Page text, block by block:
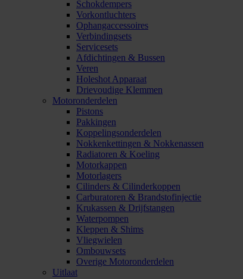
Schokdempers
Vorkontluchters
Ophangaccessoires
Verbindingsets
Servicesets
Afdichtingen & Bussen
Veren
Holeshot Apparaat
Drievoudige Klemmen
Motoronderdelen
Pistons
Pakkingen
Koppelingsonderdelen
Nokkenkettingen & Nokkenassen
Radiatoren & Koeling
Motorkappen
Motorlagers
Cilinders & Cilinderkoppen
Carburatoren & Brandstofinjectie
Krukassen & Drijfstangen
Waterpompen
Kleppen & Shims
Vliegwielen
Ombouwsets
Overige Motoronderdelen
Uitlaat